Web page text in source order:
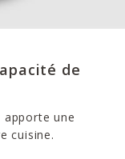
de
une
cuisine.